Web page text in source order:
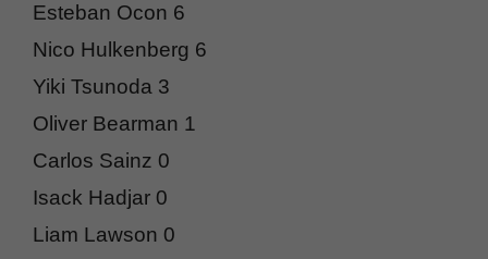
Esteban Ocon 6
Nico Hulkenberg 6
Yiki Tsunoda 3
Oliver Bearman 1
Carlos Sainz 0
Isack Hadjar 0
Liam Lawson 0